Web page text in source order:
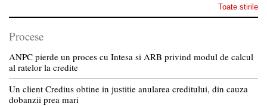
Toate stirile
Procese
ANPC pierde un proces cu Intesa si ARB privind modul de calcul
al ratelor la credite
Un client Credius obtine in justitie anularea creditului, din cauza
dobanzii prea mari